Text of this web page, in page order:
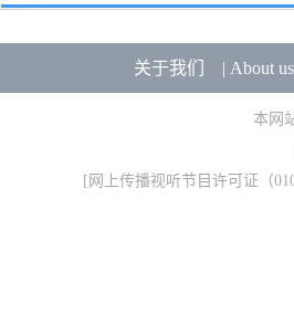
关于我们 | About us
本网
[ 网上传播视听节目许可证（